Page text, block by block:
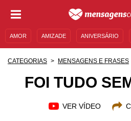
AMOR AMIZADE ANIVERSÁRIO
CATEGORIAS MENSAGENS E FRASES
FOI TUDO
VER VÍDEO